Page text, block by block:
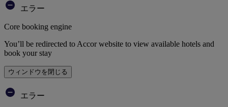
エラー
Core booking engine
You’ll be redirected to Accor website to view available hotels and
book your stay
ウィンドウを閉じる
エラー